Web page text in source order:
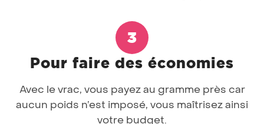
Pour faire des économies
Avec le vrac, vous payez au gramme près car
aucun poids n’est imposé, vous maîtrisez ainsi
votre budget.